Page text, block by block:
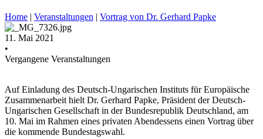
Home | Veranstaltungen | Vortrag von Dr. Gerhard Papke
11. Mai 2021
•
Vergangene Veranstaltungen
Auf Einladung des Deutsch-Ungarischen Instituts für Europäische
Zusammenarbeit hielt Dr. Gerhard Papke, Präsident der Deutsch-
Ungarischen Gesellschaft in der Bundesrepublik Deutschland, am
10. Mai im Rahmen eines privaten Abendessens einen Vortrag über
die kommende Bundestagswahl.